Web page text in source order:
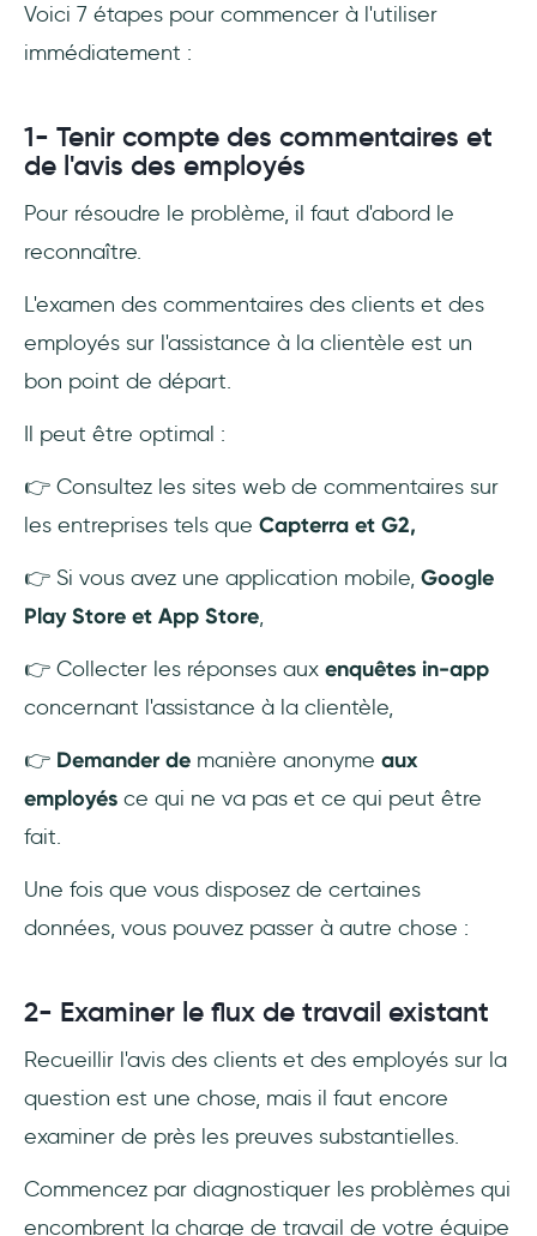
Voici 7 étapes pour commencer à l'utiliser
immédiatement :
1- Tenir compte des commentaires et
de l'avis des employés
Pour résoudre le problème, il faut d'abord le
reconnaître.
L'examen des commentaires des clients et des
employés sur l'assistance à la clientèle est un
bon point de départ.
Il peut être optimal :
👉 Consultez les sites web de commentaires sur
les entreprises tels que Capterra et G2,
👉 Si vous avez une application mobile, Google
Play Store et App Store,
👉 Collecter les réponses aux enquêtes in-app
concernant l'assistance à la clientèle,
👉 Demander de manière anonyme aux
employés ce qui ne va pas et ce qui peut être
fait.
Une fois que vous disposez de certaines
données, vous pouvez passer à autre chose :
2- Examiner le flux de travail existant
Recueillir l'avis des clients et des employés sur la
question est une chose, mais il faut encore
examiner de près les preuves substantielles.
Commencez par diagnostiquer les problèmes qui
encombrent la charge de travail de votre équipe